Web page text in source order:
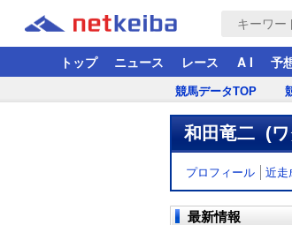
トップ ニュース レース A I 予
競馬データTOP
和田竜二 (ワ
プロフィール 近走
最新情報